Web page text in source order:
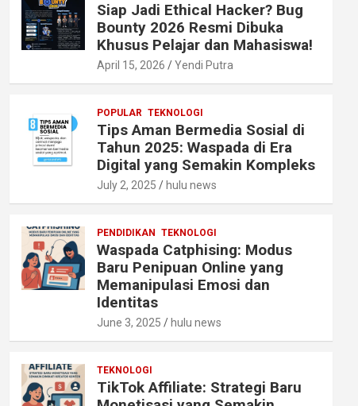
Siap Jadi Ethical Hacker? Bug
Bounty 2026 Resmi Dibuka
Khusus Pelajar dan Mahasiswa!
April 15, 2026 Yendi Putra
POPULAR TEKNOLOGI
Tips Aman Bermedia Sosial di
Tahun 2025: Waspada di Era
Digital yang Semakin Kompleks
July 2, 2025 hulu news
PENDIDIKAN TEKNOLOGI
Waspada Catphising: Modus
Baru Penipuan Online yang
Memanipulasi Emosi dan
Identitas
June 3, 2025 hulu news
TEKNOLOGI
TikTok Affiliate: Strategi Baru